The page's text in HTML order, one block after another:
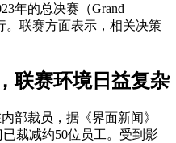
年的总决赛（Grand
。联赛方面表示，相关决策
联赛环境日益复杂
部裁员，据《界面新闻》
已裁减约50位员工。受到影